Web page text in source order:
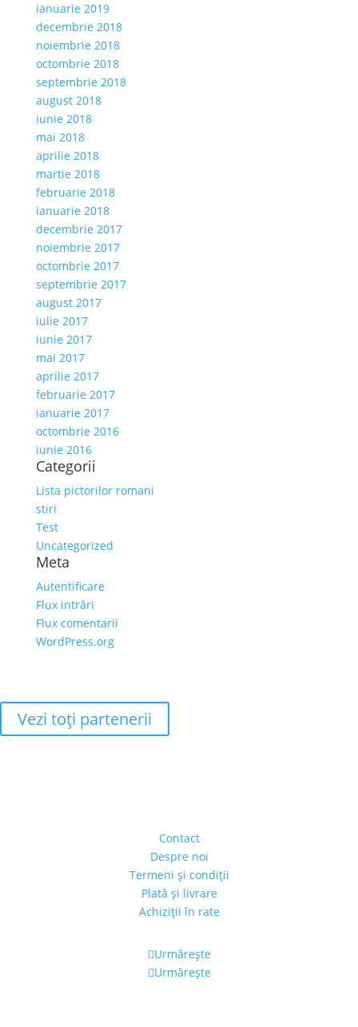
ianuarie 2019
decembrie 2018
noiembrie 2018
octombrie 2018
septembrie 2018
august 2018
iunie 2018
mai 2018
aprilie 2018
martie 2018
februarie 2018
ianuarie 2018
decembrie 2017
noiembrie 2017
octombrie 2017
septembrie 2017
august 2017
iulie 2017
iunie 2017
mai 2017
aprilie 2017
februarie 2017
ianuarie 2017
octombrie 2016
iunie 2016
Categorii
Lista pictorilor romani
stiri
Test
Uncategorized
Meta
Autentificare
Flux intrări
Flux comentarii
WordPress.org
Vezi toţi partenerii
Contact
Despre noi
Termeni şi condiţii
Plată şi livrare
Achiziţii în rate
Urmărește
Urmărește